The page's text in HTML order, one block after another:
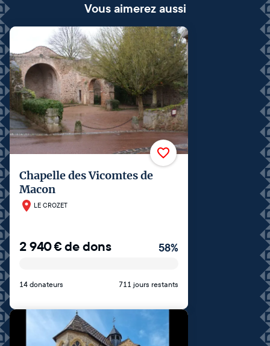
Vous aimerez aussi
Chapelle des Vicomtes de
Macon
LE CROZET
2 940€de dons 58%
14 donateurs 711 jours restants